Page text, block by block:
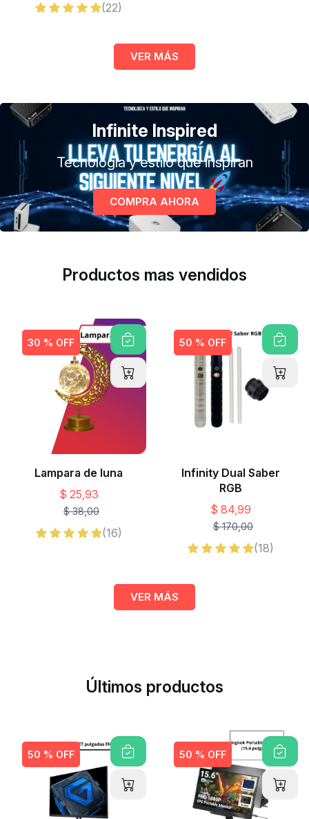
(22)
VER MÁS
Últimos productos
50 % OFF 50 % OFF
Productos mas vendidos
30 % OFF
Lampara de luna
$ 25,93
$ 38,00
(16)
50 % OFF
Infinity Dual Saber
RGB
$ 84,99
$ 170,00
(18)
VER MÁS
Infinite Inspired
Tecnología y estilo que inspiran
COMPRA AHORA